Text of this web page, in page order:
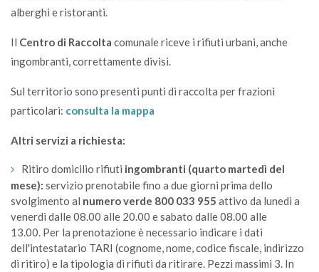
alberghi e ristoranti.
Il Centro di Raccolta comunale riceve i rifiuti urbani, anche
ingombranti, correttamente divisi.
Sul territorio sono presenti punti di raccolta per frazioni
particolari: consulta la mappa
Altri servizi a richiesta:
Ritiro domicilio rifiuti ingombranti (quarto martedì del
mese): servizio prenotabile fino a due giorni prima dello
svolgimento al numero verde 800 033 955 attivo da lunedì a
venerdì dalle 08.00 alle 20.00 e sabato dalle 08.00 alle
13.00. Per la prenotazione è necessario indicare i dati
dell'intestatario TARI (cognome, nome, codice fiscale, indirizzo
di ritiro) e la tipologia di rifiuti da ritirare. Pezzi massimi 3. In